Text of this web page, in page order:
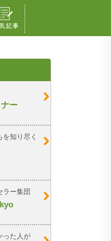
ー
知り尽く
ラー集団
った人が